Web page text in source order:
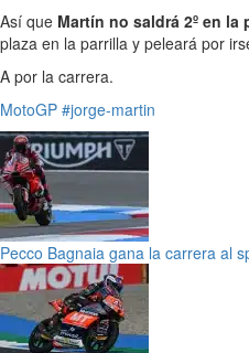
Así que Martín no saldrá 2º en
plaza en la parrilla y peleará por
A por la carrera.
MotoGP #jorge-martin
Pecco Bagnaia gana la carrera al